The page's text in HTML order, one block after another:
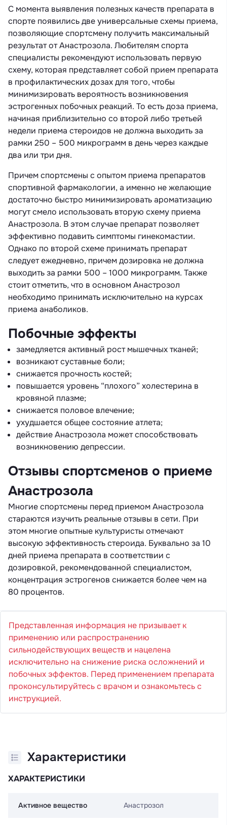
С момента выявления полезных качеств препарата в
спорте появились две универсальные схемы приема,
позволяющие спортсмену получить максимальный
результат от Анастрозола. Любителям спорта
специалисты рекомендуют использовать первую
схему, которая представляет собой прием препарата
в профилактических дозах для того, чтобы
минимизировать вероятность возникновения
эстрогенных побочных реакций. То есть доза приема,
начиная приблизительно со второй либо третьей
недели приема стероидов не должна выходить за
рамки 250 – 500 микрограмм в день через каждые
два или три дня.
Причем спортсмены с опытом приема препаратов
спортивной фармакологии, а именно не желающие
достаточно быстро минимизировать ароматизацию
могут смело использовать вторую схему приема
Анастрозола. В этом случае препарат позволяет
эффективно подавить симптомы гинекомастии.
Однако по второй схеме принимать препарат
следует ежедневно, причем дозировка не должна
выходить за рамки 500 – 1000 микрограмм. Также
стоит отметить, что в основном Анастрозол
необходимо принимать исключительно на курсах
приема анаболиков.
Побочные эффекты
замедляется активный рост мышечных тканей;
возникают суставные боли;
снижается прочность костей;
повышается уровень “плохого” холестерина в
кровяной плазме;
снижается половое влечение;
ухудшается общее состояние атлета;
действие Анастрозола может способствовать
возникновению депрессии.
Отзывы спортсменов о приеме
Анастрозола
Многие спортсмены перед приемом Анастрозола
стараются изучить реальные отзывы в сети. При
этом многие опытные культуристы отмечают
высокую эффективность стероида. Буквально за 10
дней приема препарата в соответствии с
дозировкой, рекомендованной специалистом,
концентрация эстрогенов снижается более чем на
80 процентов.
Представленная информация не призывает к
применению или распространению
сильнодействующих веществ и нацелена
исключительно на снижение риска осложнений и
побочных эффектов. Перед применением препарата
проконсультируйтесь с врачом и ознакомьтесь с
инструкцией.
Характеристики
ХАРАКТЕРИСТИКИ
Активное вещество Анастрозол